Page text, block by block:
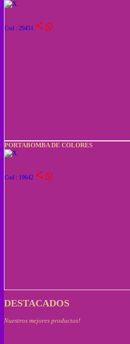
Cod : 29451 share
PORTABOMBA DE COLORES
Cod : 19642 share
DESTACADOS
Nuestros mejores productos!